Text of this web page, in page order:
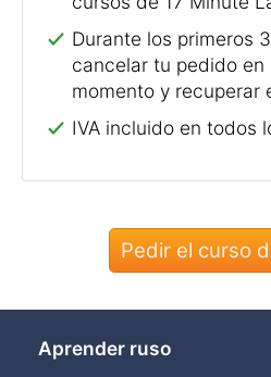
Durante los primeros
cancelar tu pedido en
momento y recuperar
IVA incluido en todos
Pedir el curso
Aprender ruso